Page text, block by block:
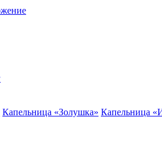
Капельница «Золушка» Капельница